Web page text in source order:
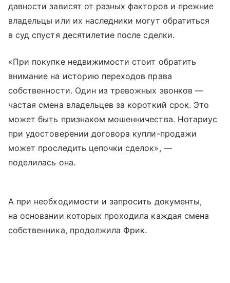
давности зависят от разных факторов и прежние
владельцы или их наследники могут обратиться
в суд спустя десятилетие после сделки.
«При покупке недвижимости стоит обратить
внимание на историю переходов права
собственности. Один из тревожных звонков —
частая смена владельцев за короткий срок. Это
может быть признаком мошенничества. Нотариус
при удостоверении договора купли-продажи
может проследить цепочки сделок», —
поделилась она.
А при необходимости и запросить документы,
на основании которых проходила каждая смена
собственника, продолжила Фрик.